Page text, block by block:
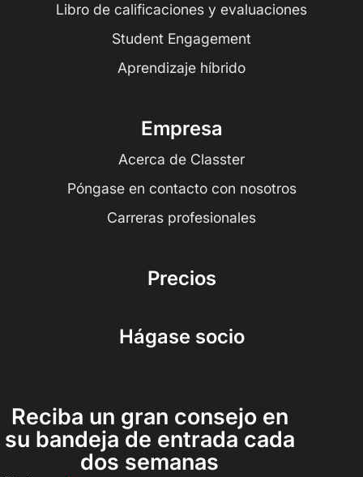
Libro de calificaciones y evaluaciones
Student Engagement
Aprendizaje híbrido
Empresa
Acerca de Classter
Póngase en contacto con nosotros
Carreras profesionales
Precios
Hágase socio
Reciba un gran consejo en
su bandeja de entrada cada
dos semanas